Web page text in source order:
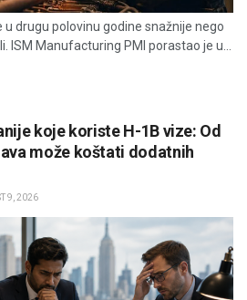
drugu polovinu godine snažnije nego
ISM Manufacturing PMI porastao je u...
koje koriste H-1B vize: Od
može koštati dodatnih
9, 2026